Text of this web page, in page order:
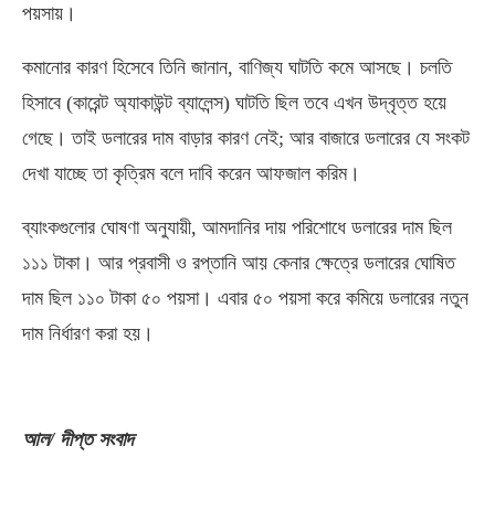
পয়সায়।
কমানোর কারণ হিসেবে তিনি জানান, বাণিজ্য ঘাটতি কমে আসছে। চলতি
হিসাবে (কারেন্ট অ্যাকাউন্ট ব্যালেন্স) ঘাটতি ছিল তবে এখন উদ্বৃত্ত হয়ে
গেছে। তাই ডলারের দাম বাড়ার কারণ নেই; আর বাজারে ডলারের যে সংকট
দেখা যাচ্ছে তা কৃত্রিম বলে দাবি করেন আফজাল করিম।
ব্যাংকগুলোর ঘোষণা অনুযায়ী, আমদানির দায় পরিশোধে ডলারের দাম ছিল
১১১ টাকা। আর প্রবাসী ও রপ্তানি আয় কেনার ক্ষেত্রে ডলারের ঘোষিত
দাম ছিল ১১০ টাকা ৫০ পয়সা। এবার ৫০ পয়সা করে কমিয়ে ডলারের নতুন
দাম নির্ধারণ করা হয়।
আল/ দীপ্ত সংবাদ